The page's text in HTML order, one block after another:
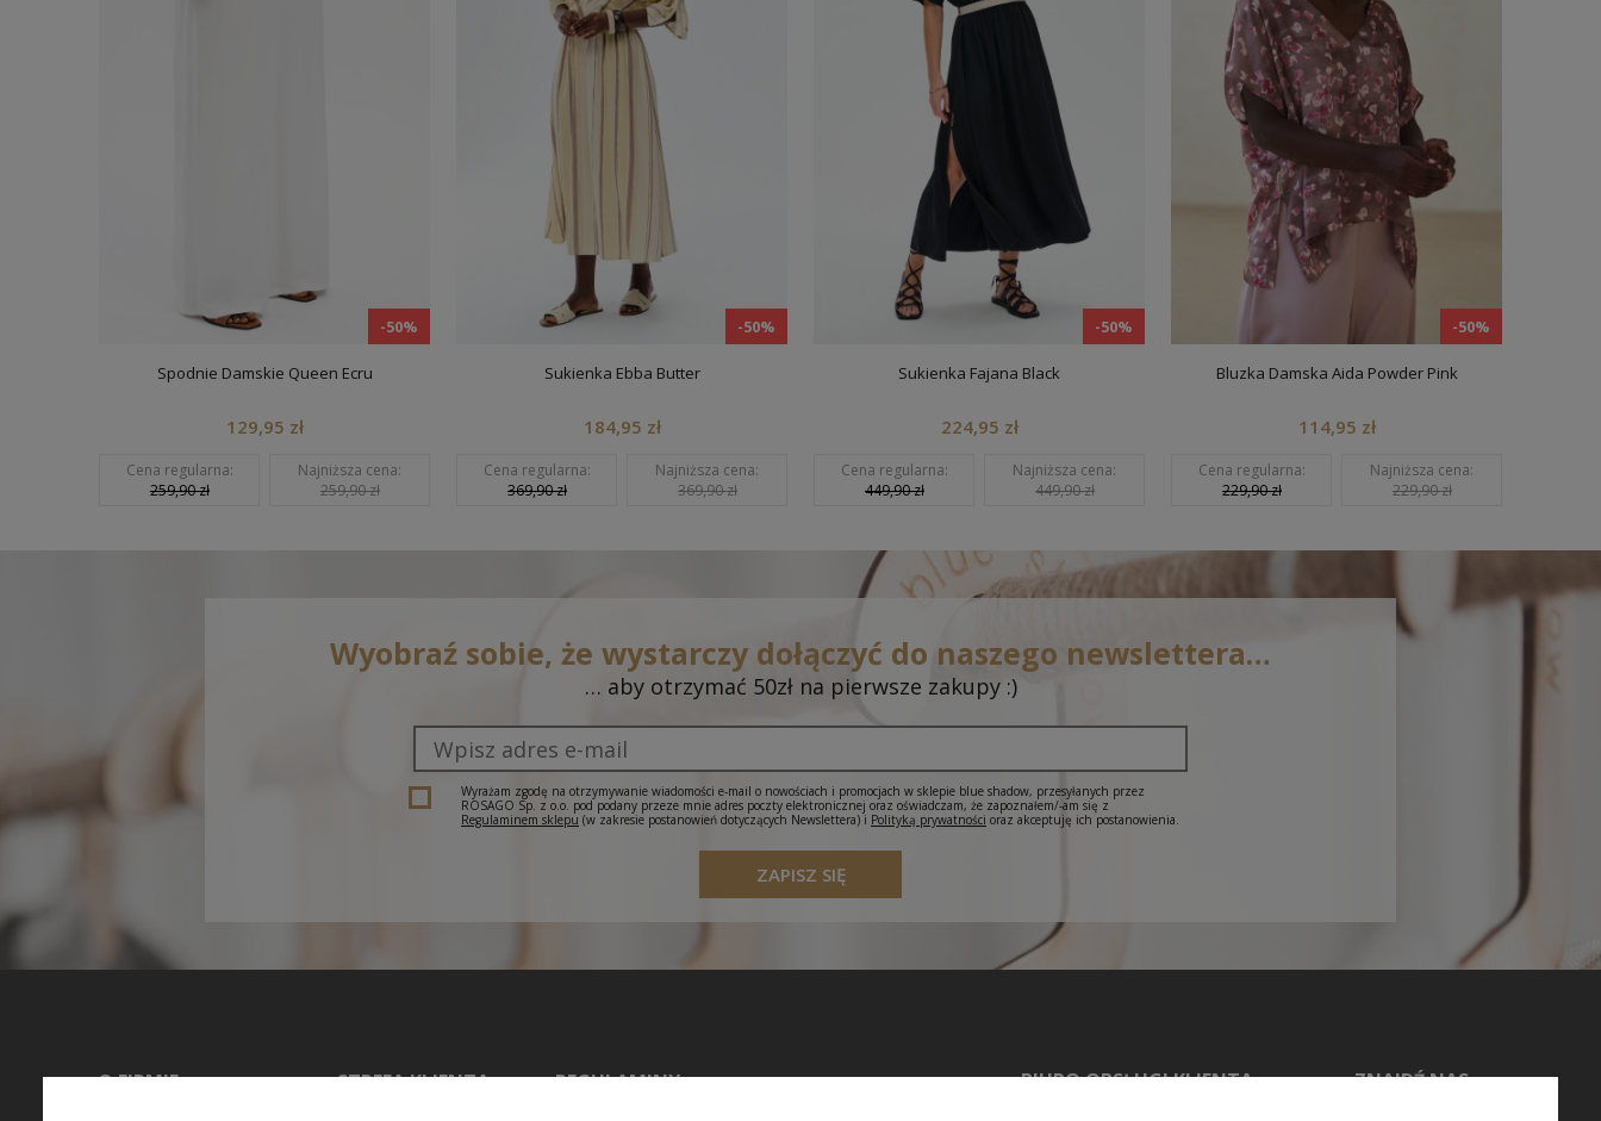
-50%
Spodnie Damskie Queen Ecru
129,95 zł
Cena regularna:
259,90 zł
Najniższa cena:
259,90 zł
-50%
Sukienka Ebba Butter
184,95 zł
Cena regularna:
369,90 zł
Najniższa cena:
369,90 zł
-50%
Sukienka Fajana Black
224,95 zł
Cena regularna:
449,90 zł
Najniższa cena:
449,90 zł
-50%
Bluzka Damska Aida Powder Pink
114,95 zł
Cena regularna:
229,90 zł
Najniższa cena:
229,90 zł
Wyobraź sobie, że wystarczy dołączyć do naszego newslettera…
… aby otrzymać 50zł na pierwsze zakupy :)
Wyrażam zgodę na otrzymywanie wiadomości e-mail o nowościach i promocjach w sklepie blue shadow, przesyłanych przez
ROSAGO Sp. z o.o. pod podany przeze mnie adres poczty elektronicznej oraz oświadczam, że zapoznałem/-am się z
Regulaminem sklepu (w zakresie postanowień dotyczących Newslettera) i Polityką prywatności oraz akceptuję ich postanowienia.
ZAPISZ SIĘ
O FIRMIE STREFA KLIENTA REGULAMINY BIURO OBSŁUGI KLIENTA ZNAJDŹ NAS